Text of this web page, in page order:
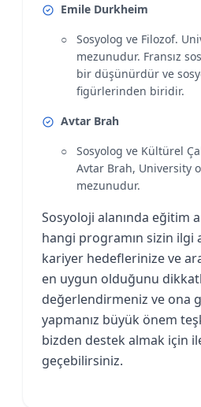
Emile Durkheim
Sosyolog ve Filozof.
mezunudur. Fransız
bir düşünürdür ve
figürlerinden biridir.
Avtar Brah
Sosyolog ve Kültürel
Avtar Brah, University
mezunudur.
Sosyoloji alanında eğitim
hangi programın sizin ilgi
kariyer hedeflerinize ve
en uygun olduğunu
değerlendirmeniz ve ona
yapmanız büyük önem
bizden destek almak için
geçebilirsiniz.